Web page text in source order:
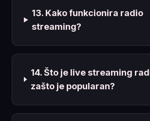
13. Kako funkcionira radio
streaming?
14. Što je live streaming
zašto je popularan?